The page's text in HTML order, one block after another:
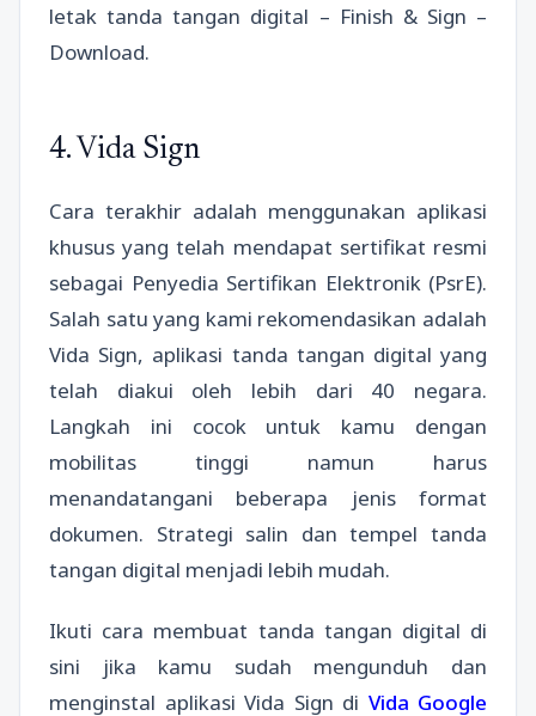
letak tanda tangan digital – Finish & Sign –
Download.
4. Vida Sign
Cara terakhir adalah menggunakan aplikasi
khusus yang telah mendapat sertifikat resmi
sebagai Penyedia Sertifikan Elektronik (PsrE).
Salah satu yang kami rekomendasikan adalah
Vida Sign, aplikasi tanda tangan digital yang
telah diakui oleh lebih dari 40 negara.
Langkah ini cocok untuk kamu dengan
mobilitas tinggi namun harus
menandatangani beberapa jenis format
dokumen. Strategi salin dan tempel tanda
tangan digital menjadi lebih mudah.
Ikuti cara membuat tanda tangan digital di
sini jika kamu sudah mengunduh dan
menginstal aplikasi Vida Sign di Vida Google